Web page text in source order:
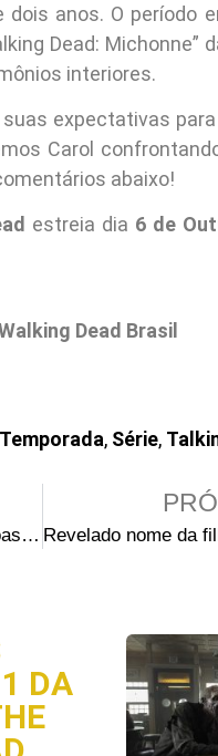
anos. O período
Dead: Michonne”
interiores.
expectativas
Carol
abaixo!
estreia dia 6 de
Dead Brasil
, Série,
O grupo continua ajudando as pessoas nos primeiros minutos do próximo episódio de Fear the Walking Dead
DA